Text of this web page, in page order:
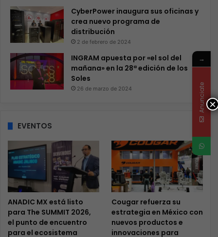
CyberPower inaugura sus oficinas y
crea nuevo programa de
distribución
2 de febrero de 2024
INGRAM apuesta por «el sol del
mañana» en la 28ª edición de los
Soles
26 de marzo de 2024
EVENTOS
ANADIC MX está listo
para The SUMMIT 2026,
el punto de encuentro
para el ecosistema
Cougar refuerza su
estrategia en México con
nuevos productos e
innovaciones para
×
→
Anunciate